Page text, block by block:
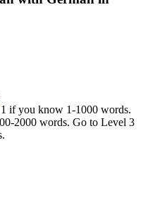
if you know 1-1000 words.
2000 words. Go to Level 3